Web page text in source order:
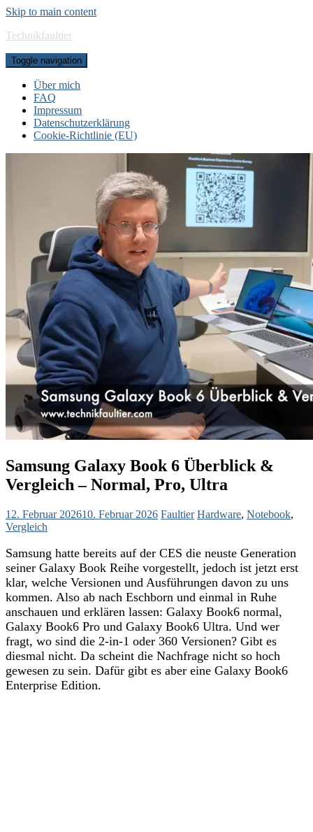
Skip to main content
Technikfaultier
Toggle navigation
Über mich
FAQ
Impressum
Datenschutzerklärung
Cookie-Richtlinie (EU)
Samsung Galaxy Book 6 Überblick &
Vergleich – Normal, Pro, Ultra
12. Februar 202610. Februar 2026 Faultier Hardware, Notebook,
Vergleich
Samsung hatte bereits auf der CES die neuste Generation
seiner Galaxy Book Reihe vorgestellt, jedoch ist jetzt erst
klar, welche Versionen und Ausführungen davon zu uns
kommen. Also ab nach Eschborn und einmal in Ruhe
anschauen und erklären lassen: Galaxy Book6 normal,
Galaxy Book6 Pro und Galaxy Book6 Ultra. Und wer
fragt, wo sind die 2-in-1 oder 360 Versionen? Gibt es
diesmal nicht. Da scheint die Nachfrage nicht so hoch
gewesen zu sein. Dafür gibt es aber eine Galaxy Book6
Enterprise Edition.